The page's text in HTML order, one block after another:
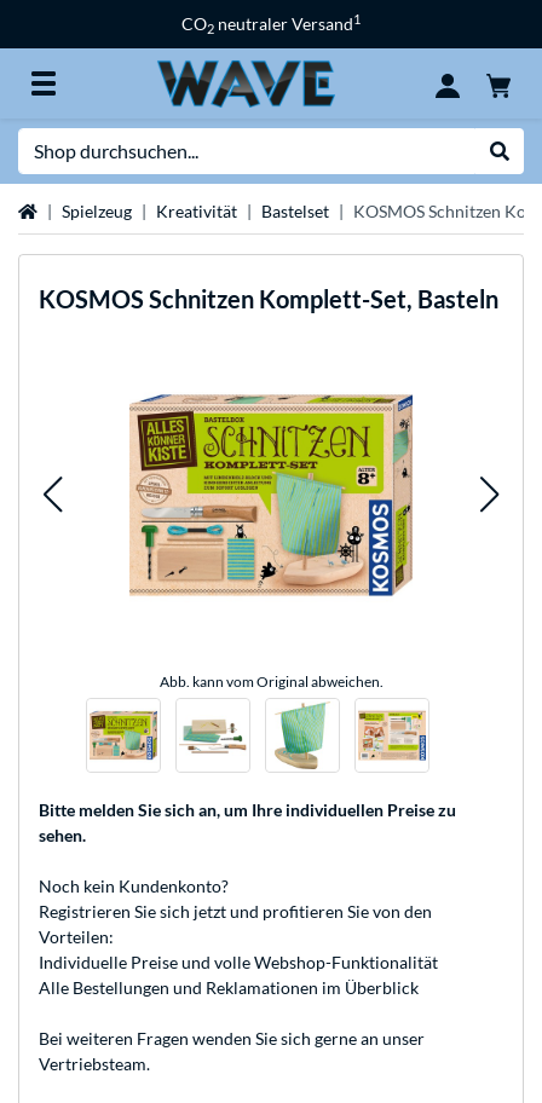
CO2 neutraler Versand1
StartseiteSpielzeug Kreativität Bastelset KOSMOS Schnitzen
KOSMOS Schnitzen Komplett-Set, Basteln
Abb. kann vom Original abweichen.
Bitte melden Sie sich an, um Ihre individuellen Preise zu
sehen.
Noch kein Kundenkonto?
Registrieren Sie sich jetzt und profitieren Sie von den
Vorteilen:
Individuelle Preise und volle Webshop-Funktionalität
Alle Bestellungen und Reklamationen im Überblick
Bei weiteren Fragen wenden Sie sich gerne an unser
Vertriebsteam.